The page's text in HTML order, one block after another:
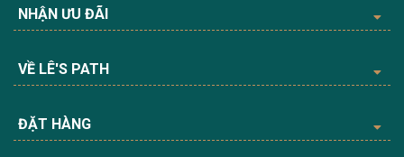
NHẬN ƯU ĐÃI
VỀ LÊ'S PATH
ĐẶT HÀNG